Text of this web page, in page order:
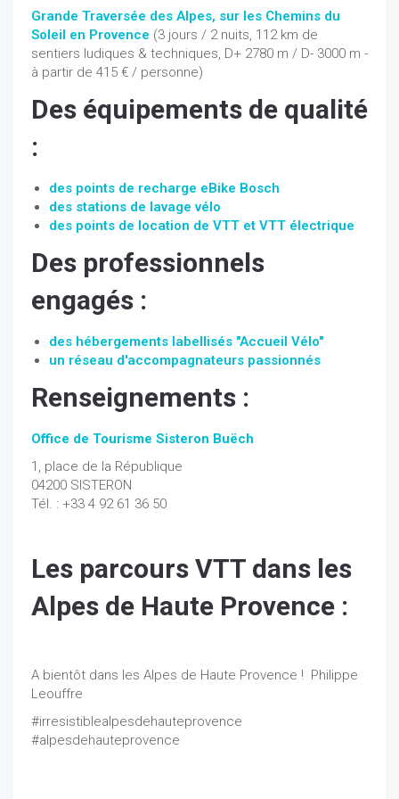
Grande Traversée des Alpes, sur les Chemins du
Soleil en Provence (3 jours / 2 nuits, 112 km de
sentiers ludiques & techniques, D+ 2780 m / D- 3000 m -
à partir de 415 € / personne)
Des équipements de qualité
:
des points de recharge eBike Bosch
des stations de lavage vélo
des points de location de VTT et VTT électrique
Des professionnels
engagés :
des hébergements labellisés "Accueil Vélo"
un réseau d'accompagnateurs passionnés
Renseignements :
Office de Tourisme Sisteron Buëch
1, place de la République
04200 SISTERON
Tél. : +33 4 92 61 36 50
Les parcours VTT dans les
Alpes de Haute Provence :
A bientôt dans les Alpes de Haute Provence ! Philippe
Leouffre
#irresistiblealpesdehauteprovence
#alpesdehauteprovence